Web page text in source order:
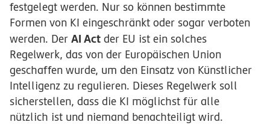
festgelegt werden. Nur so können bestimmte
Formen von KI eingeschränkt oder sogar verboten
werden. Der AI Act der EU ist ein solches
Regelwerk, das von der Europäischen Union
geschaffen wurde, um den Einsatz von Künstlicher
Intelligenz zu regulieren. Dieses Regelwerk soll
sicherstellen, dass die KI möglichst für alle
nützlich ist und niemand benachteiligt wird.